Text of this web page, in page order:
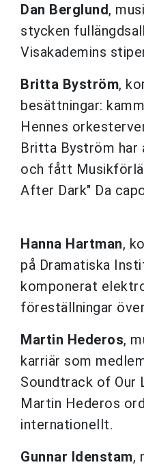
Dan Berglund,
stycken
Visakademins
Britta Byström,
besättningar:
Hennes
Britta Byström har
och fått
After Dark" Da
Hanna Hartman,
på Dramatiska
komponerat
föreställningar
Martin Hederos,
karriär som
Soundtrack of Our
Martin Hederos
internationellt.
Gunnar Idenstam,